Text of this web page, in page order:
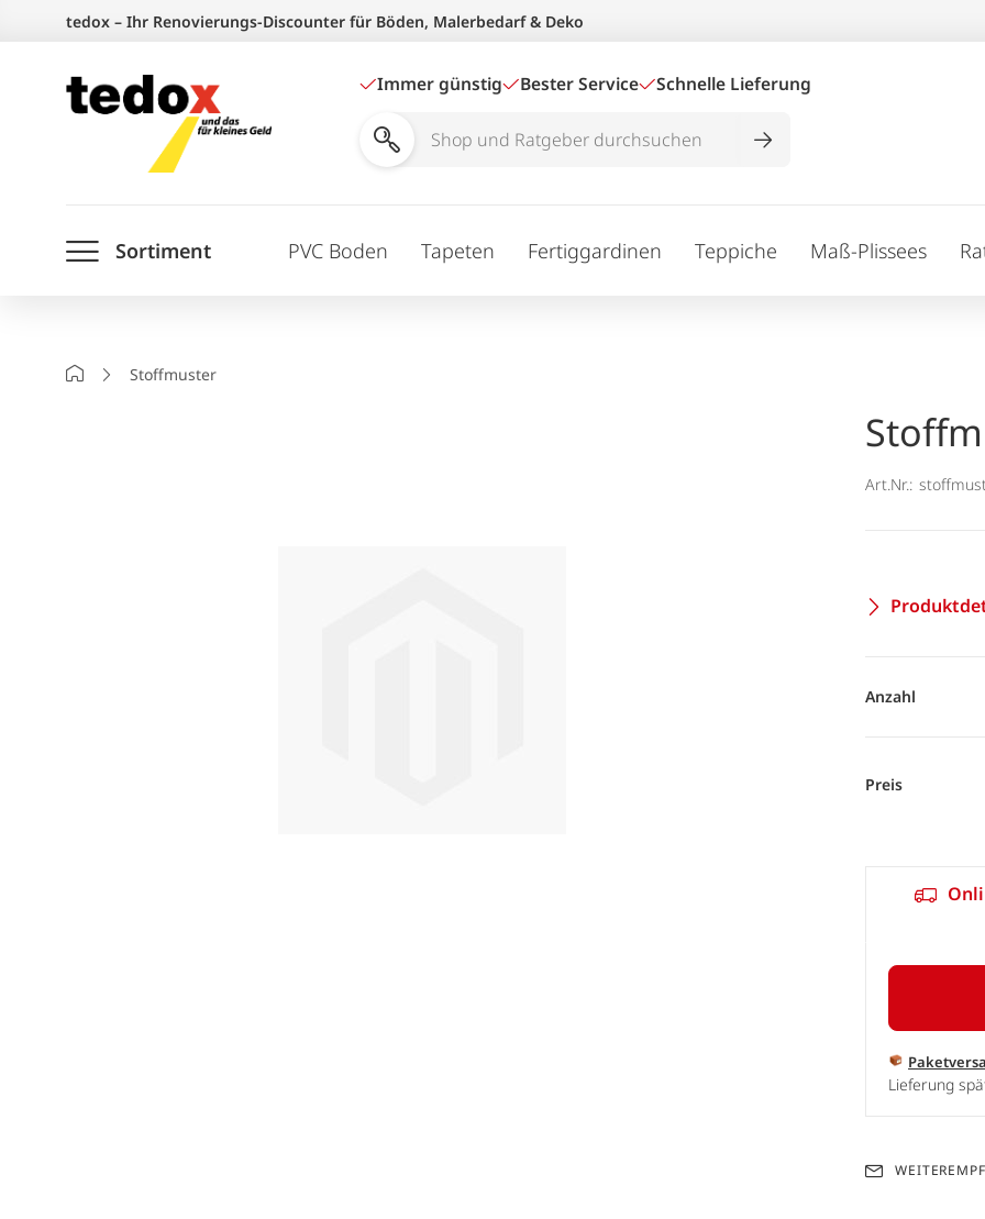
springen
tedox – Ihr Renovierungs-Discounter für Böden, Malerbedarf & Deko
Immer günstig Bester Service Schnelle Lieferung
Shop
durchsuchen
Sortiment PVC Boden Tapeten Fertiggardinen Teppiche Maß-Plissees
StartseiteStoffmuster
Art.Nr.:
Anzahl
Preis
Lieferung